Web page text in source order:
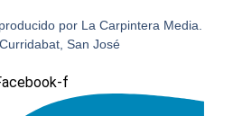
por La Carpintera Media.
San José
f